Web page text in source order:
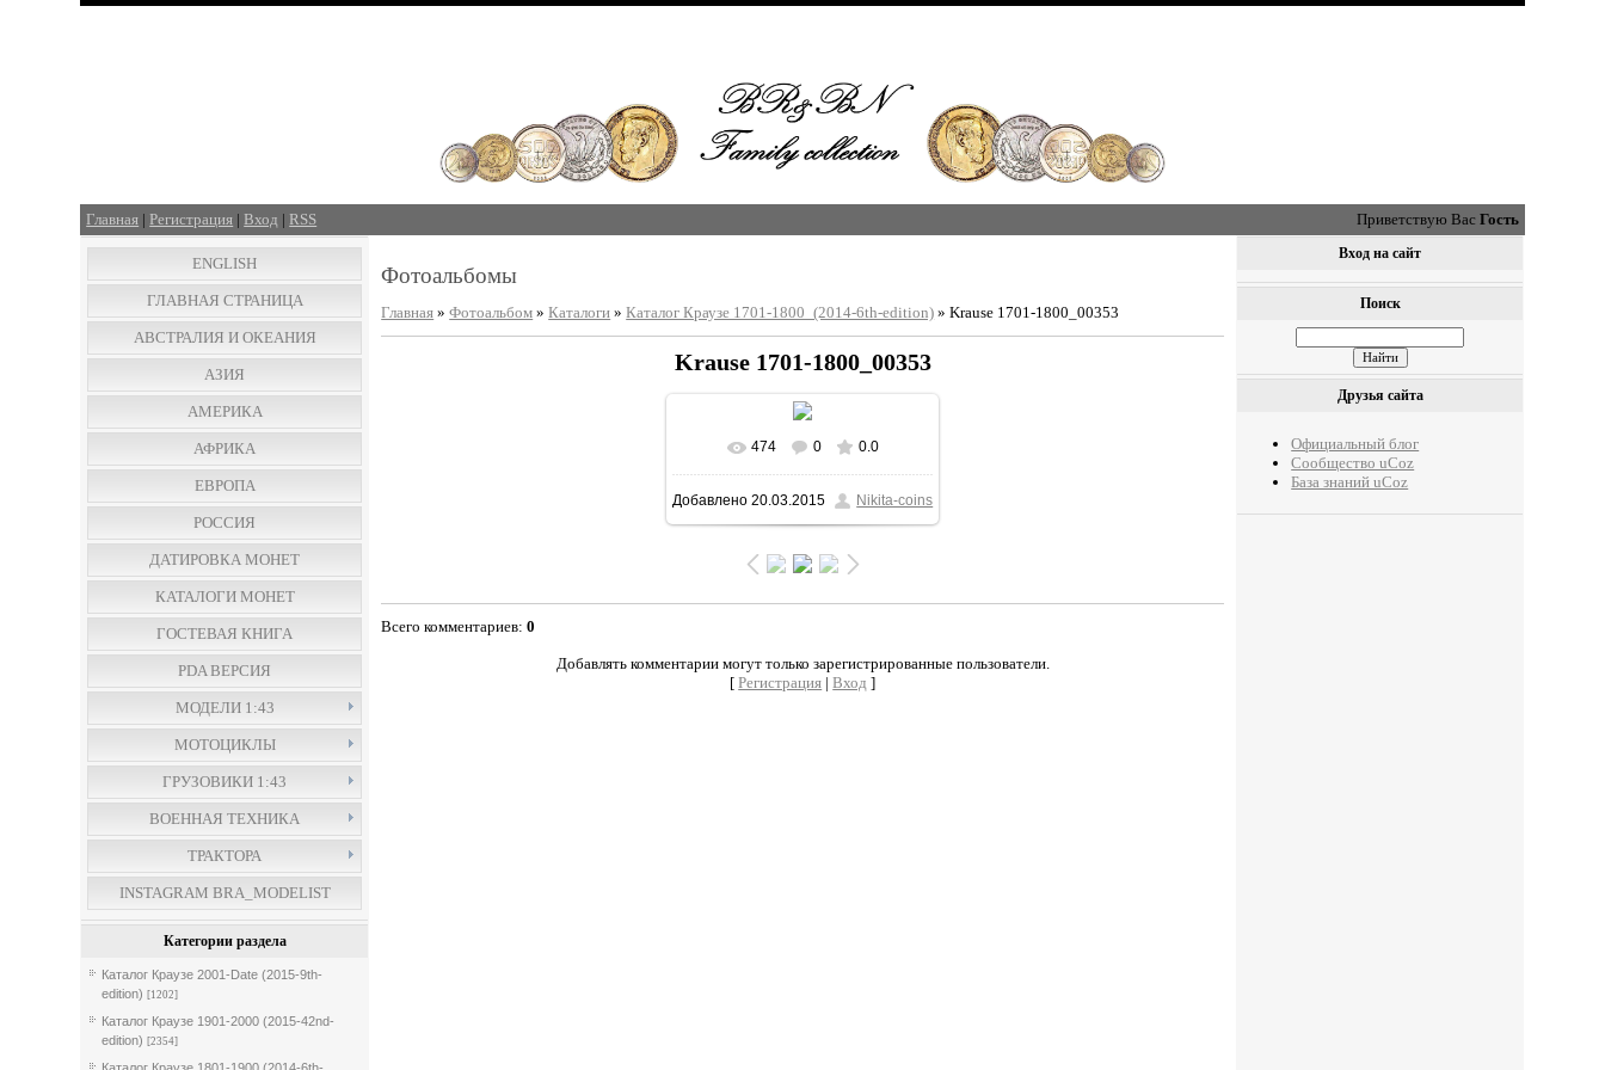
Главная | Регистрация |Вход | RSS Приветствую Вас Гость
ENGLISH
ГЛАВНАЯ СТРАНИЦА
АВСТРАЛИЯ И ОКЕАНИЯ
АЗИЯ
АМЕРИКА
АФРИКА
ЕВРОПА
РОССИЯ
ДАТИРОВКА МОНЕТ
КАТАЛОГИ МОНЕТ
ГОСТЕВАЯ КНИГА
PDA ВЕРСИЯ
МОДЕЛИ 1:43
МОТОЦИКЛЫ
ГРУЗОВИКИ 1:43
ВОЕННАЯ ТЕХНИКА
ТРАКТОРА
INSTAGRAM BRA_MODELIST
Категории раздела
Каталог Краузе 2001-Date (2015-9th-
edition) [1202]
Каталог Краузе 1901-2000 (2015-42nd-
edition) [2354]
Фотоальбомы
Главная »Фотоальбом »Каталоги »Каталог Краузе 1701-1800_(2014-6th-edition) » Krause 1701-1800_00353
Krause 1701-1800_00353
В реальном размере
1213x1600/ 356.1Kb
474 0 0.0
Добавлено 20.03.2015 Nikita-coins
Всего комментариев:0
Добавлять комментарии могут только зарегистрированные пользователи.
[Регистрация |Вход ]
Вход на сайт
Поиск
Друзья сайта
Официальный блог
Сообщество uCoz
База знаний uCoz